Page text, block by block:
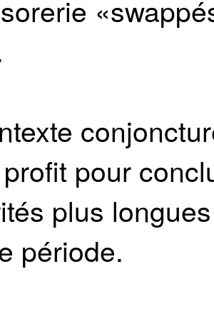
pour
plus
période.